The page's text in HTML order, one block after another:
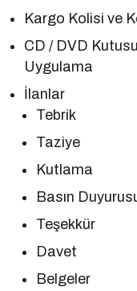
Kargo Kolisi ve
CD / DVD
Uygulama
İlanlar
Tebrik
Taziye
Kutlama
Basın
Teşekkür
Davet
Belgeler